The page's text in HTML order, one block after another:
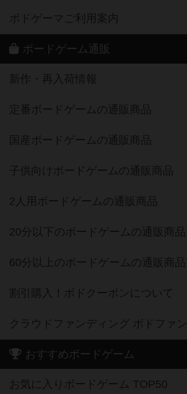
ボドゲーマご利用案内
ボードゲーム通販
新作・再入荷情報
定番ボードゲームの通販商品
国産ボードゲームの通販商品
子供向けボードゲームの通販商品
2人用ボードゲームの通販商品
20分以下のボードゲームの通販商品
60分以上のボードゲームの通販商品
割引購入！ボドクーポンについて
クラウドファンディング ボドファン
おすすめボードゲーム
お気に入りボードゲーム TOP50